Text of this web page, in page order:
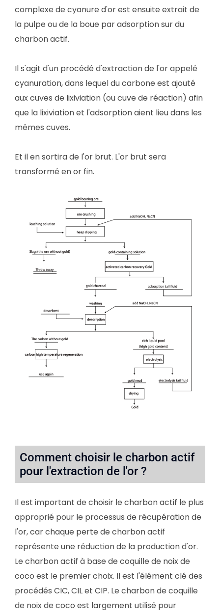
complexe de cyanure d'or est ensuite extrait de
la pulpe ou de la boue par adsorption sur du
charbon actif.
Il s'agit d'un procédé d'extraction de l'or appelé
cyanuration, dans lequel du carbone est ajouté
aux cuves de lixiviation (ou cuve de réaction) afin
que la lixiviation et l'adsorption aient lieu dans les
mêmes cuves.
Et il en sortira de l'or brut. L'or brut sera
transformé en or fin.
Comment choisir le charbon actif
pour l'extraction de l'or ?
Il est important de choisir le charbon actif le plus
approprié pour le processus de récupération de
l'or, car chaque perte de charbon actif
représente une réduction de la production d'or.
Le charbon actif à base de coquille de noix de
coco est le premier choix. Il est l'élément clé des
procédés CIC, CIL et CIP. Le charbon de coquille
de noix de coco est largement utilisé pour